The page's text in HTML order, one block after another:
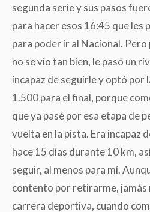
segunda serie y sus pasos
para hacer esos 16:45 que les
para poder ir al Nacional.
no se vio tan bien, le pasó un
incapaz de seguirle y optó
1.500 para el final, porque
que ya pasé por esa etapa de
vuelta en la pista. Era incapaz
hace 15 días durante 10 km,
seguir, al menos para mí.
contento por retirarme, jamás
carrera deportiva, cuando